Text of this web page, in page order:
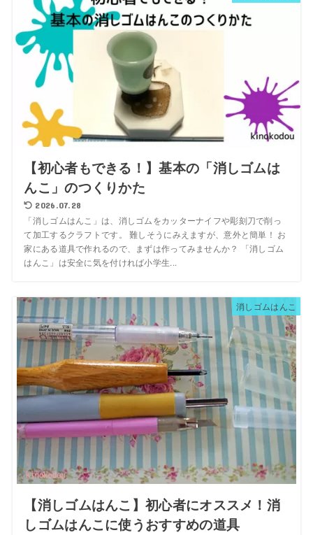
【初心者もできる！】基本の「消しゴムは
んこ」のつくりかた
2026.07.28
「消しゴムはんこ」は、消しゴムをカッターナイフや彫刻刀で削っ
て加工するクラフトです。 難しそうにみえますが、意外と簡単！ お
家にある道具で作れるので、まずは作ってみませんか？ 「消しゴム
はんこ」は安全に気を付ければ小学生...
消しゴムはんこ
【消しゴムはんこ】初心者にオススメ！消
しゴムはんこに使うおすすめの道具